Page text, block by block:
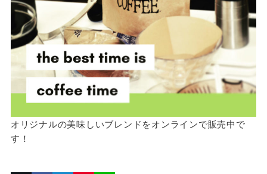
オリジナルの美味しいブレンドをオンラインで販売中で
す！